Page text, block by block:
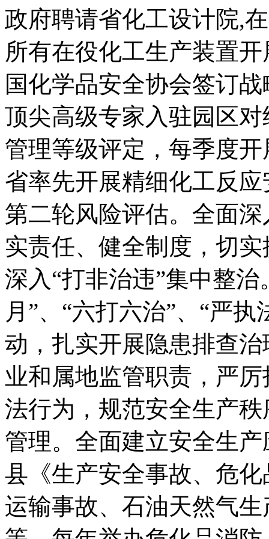
政府聘请省化工设计院,
所有在役化工生产装置
国化学品安全协会签订
顶尖高级专家入驻园区
管理等级评定，每季度
省率先开展精细化工反
第二轮风险评估。全面
实责任、健全制度，切
深入“打非治违”集中整
月”、“六打六治”、“严
动，扎实开展隐患排查
业和属地监管职责，严
法行为，规范安全生产
管理。全面建立安全生
县《生产安全事故、危
运输事故、石油天然气